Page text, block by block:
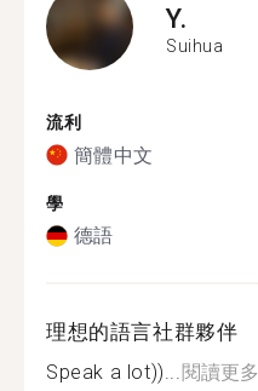
Y.
Suihua
流利
簡體中文
學
德語
理想的語言社群夥伴
Speak a lot))...閱讀更多